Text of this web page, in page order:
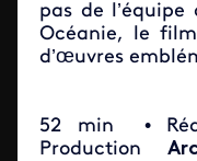
pas de
Océanie, le
d’œuvres
52 min •
Production